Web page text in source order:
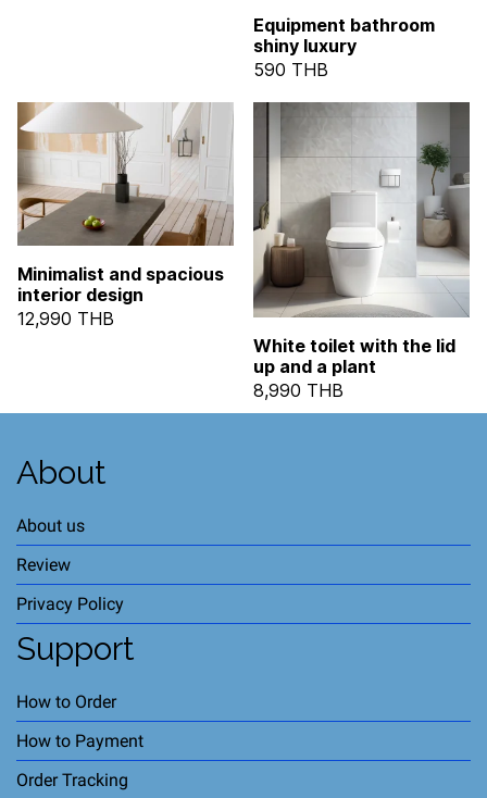
Equipment bathroom
shiny luxury
590 THB
Minimalist and spacious
interior design
12,990 THB
White toilet with the lid
up and a plant
8,990 THB
About
About us
Review
Privacy Policy
Support
How to Order
How to Payment
Order Tracking